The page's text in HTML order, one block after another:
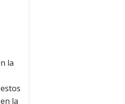
la
la